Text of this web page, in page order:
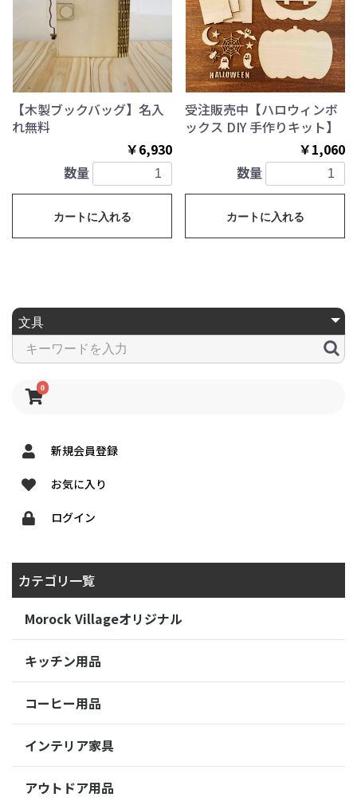
0
新規会員登録
お気に入り
ログイン
カテゴリ一覧
Morock Villageオリジナル
キッチン用品
コーヒー用品
インテリア家具
アウトドア用品
【木製ブックバッグ】名入
れ無料
￥6,930
数量
カートに入れる
受注販売中【ハロウィンボ
ックス DIY 手作りキット】
￥1,060
数量
カートに入れる